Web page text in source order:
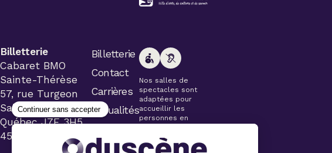
Billetterie
Cabaret BMO
Sainte-Thérèse
57, rue Turgeon
Sainte-Thérèse
Québec J7E 3H5
450 434-4006
Billetterie
Contact
Carrières
Actualités
Nos salles de
spectacles sont
adaptées pour
accueillir les
personnes en
Veuillez
simplement aviser